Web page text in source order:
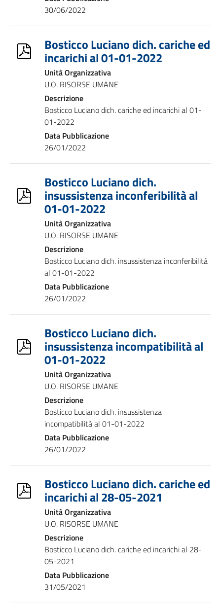
30/06/2022
Bosticco Luciano dich. cariche ed
incarichi al 01-01-2022
Unità Organizzativa
U.O. RISORSE UMANE
Descrizione
Bosticco Luciano dich. cariche ed incarichi al 01-
01-2022
Data Pubblicazione
26/01/2022
Bosticco Luciano dich.
insussistenza inconferibilità al
01-01-2022
Unità Organizzativa
U.O. RISORSE UMANE
Descrizione
Bosticco Luciano dich. insussistenza inconferibilità
al 01-01-2022
Data Pubblicazione
26/01/2022
Bosticco Luciano dich.
insussistenza incompatibilità al
01-01-2022
Unità Organizzativa
U.O. RISORSE UMANE
Descrizione
Bosticco Luciano dich. insussistenza
incompatibilità al 01-01-2022
Data Pubblicazione
26/01/2022
Bosticco Luciano dich. cariche ed
incarichi al 28-05-2021
Unità Organizzativa
U.O. RISORSE UMANE
Descrizione
Bosticco Luciano dich. cariche ed incarichi al 28-
05-2021
Data Pubblicazione
31/05/2021